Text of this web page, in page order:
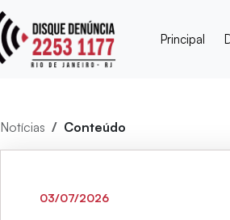
Principal
Notícias Conteúdo
03/07/2026